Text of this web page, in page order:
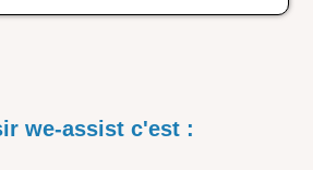
we-assist c'est :